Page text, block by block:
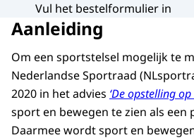
Vul het bestelformulier in
Aanleiding
Om een sportstelsel mogelijk te
Nederlandse Sportraad
2020 in het advies ‘De opstelling
sport en bewegen te zien als een
Daarmee wordt sport en